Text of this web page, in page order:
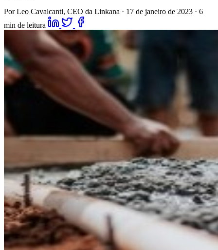
Por Leo Cavalcanti, CEO da Linkana · 17 de janeiro de 2023 · 6
min de leitura